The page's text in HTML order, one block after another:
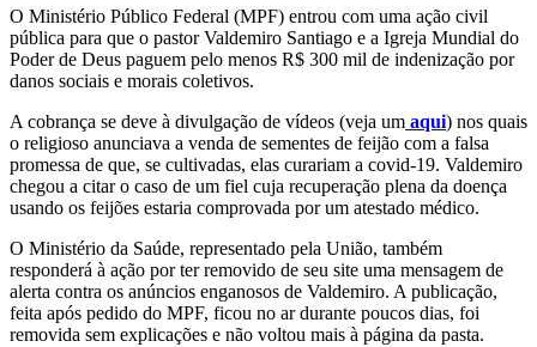
O Ministério Público Federal (MPF) entrou com uma ação civil
pública para que o pastor Valdemiro Santiago e a Igreja Mundial do
Poder de Deus paguem pelo menos R$ 300 mil de indenização por
danos sociais e morais coletivos.
A cobrança se deve à divulgação de vídeos (veja um aqui) nos quais
o religioso anunciava a venda de sementes de feijão com a falsa
promessa de que, se cultivadas, elas curariam a covid-19. Valdemiro
chegou a citar o caso de um fiel cuja recuperação plena da doença
usando os feijões estaria comprovada por um atestado médico.
O Ministério da Saúde, representado pela União, também
responderá à ação por ter removido de seu site uma mensagem de
alerta contra os anúncios enganosos de Valdemiro. A publicação,
feita após pedido do MPF, ficou no ar durante poucos dias, foi
removida sem explicações e não voltou mais à página da pasta.